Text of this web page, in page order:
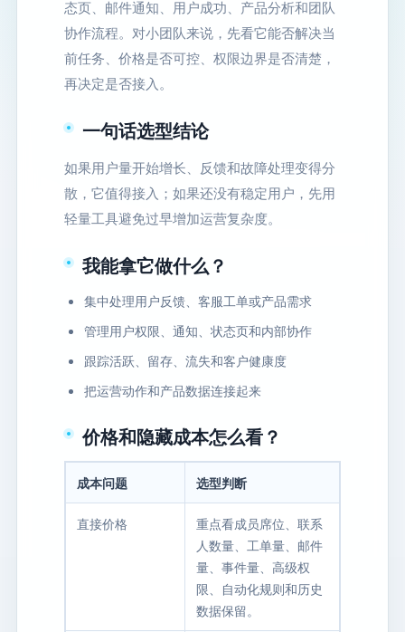
态页、邮件通知、用户成功、产品分析和团队
协作流程。对小团队来说，先看它能否解决当
前任务、价格是否可控、权限边界是否清楚，
再决定是否接入。
一句话选型结论
如果用户量开始增长、反馈和故障处理变得分
散，它值得接入；如果还没有稳定用户，先用
轻量工具避免过早增加运营复杂度。
我能拿它做什么？
集中处理用户反馈、客服工单或产品需求
管理用户权限、通知、状态页和内部协作
跟踪活跃、留存、流失和客户健康度
把运营动作和产品数据连接起来
价格和隐藏成本怎么看？
成本问题 选型判断
直接价格
重点看成员席位、联系
人数量、工单量、邮件
量、事件量、高级权
限、自动化规则和历史
数据保留。